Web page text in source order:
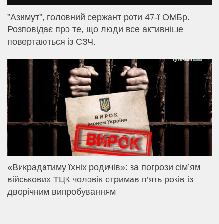
⁨”Азимут”, головний сержант роти 47-ї ОМБр.
Розповідає про те, що люди все активніше
повертаються із СЗЧ.
«Викрадатиму їхніх родичів»: за погрози сім’ям
військових ТЦК чоловік отримав п’ять років із
дворічним випробуванням